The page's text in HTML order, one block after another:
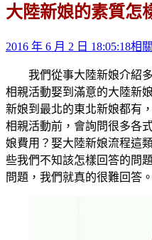
大陸新娘的素質怎
2016 年 6 月 2 日 18:05:18相
我們從事大陸新娘介紹
相親活動娶到滿意的大陸新
新娘到最北的東北新娘都有
相親活動前，會詢問很多各
娘費用？娶大陸新娘流程這
些我們不知該怎樣回答的問
問題，我們就真的很難回答。